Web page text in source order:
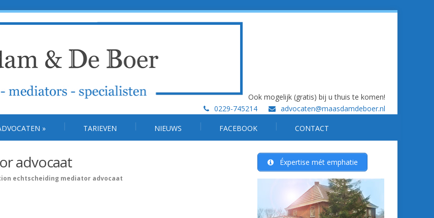
Ook mogelijk (gratis) bij u thuis te komen!
0229-745214
advocaten@maasdamdeboer.nl
» TARIEVEN NIEUWS FACEBOOK CONTACT
advocaat
echtscheiding mediator advocaat
Éxpertise mét emphatie